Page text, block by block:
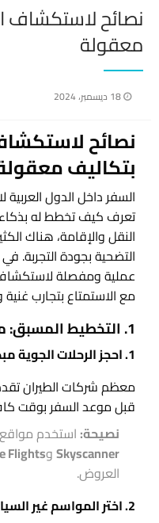
نصائح لاستكشاف
معقولة
نُشر
18 ديسمبر، 2024
نصائح
بتكاليف
السفر داخل الدول
تعرف كيف تخطط له بذكاء.
النقل والإقامة، هناك
التضحية بجودة التجربة.
عملية ومفصلة لاستكشاف
مع الاستمتاع بتجارب
1. التخطيط المسبق: مفتاح التوفير
1. احجز الرحلات الجوية مبكرًا:
معظم شركات الطيران
قبل موعد السفر بوقت
نصيحة: استخدم مواقع
SkyscannerوFlights
العروض.
2. اختر المواسم غير السياحية: